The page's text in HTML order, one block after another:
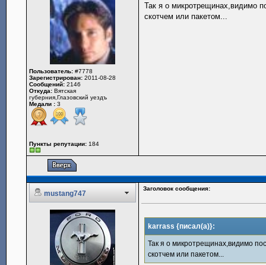
Пользователь: #7778
Зарегистрирован: 2011-08-28
Сообщений: 2146
Откуда: Вятская
губерния,Глазовский уездъ
Медали : 3
Пункты репутации: 184
Так я о микротрещинах,видимо
скотчем или пакетом...
mustang747
Заголовок сообщения:
karrass {писал(а)}:
Так я о микротрещинах,видимо
скотчем или пакетом...